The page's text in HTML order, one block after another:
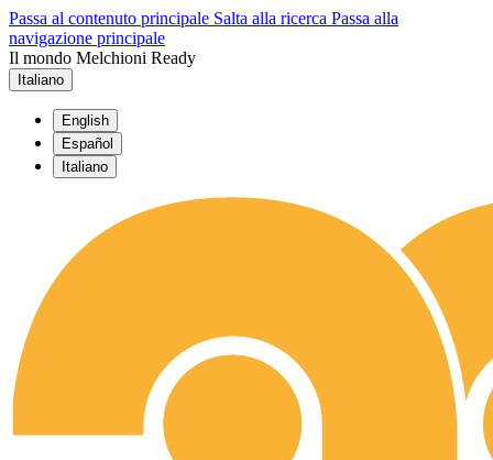
Passa al contenuto principale Salta alla ricerca Passa alla
navigazione principale
Il mondo Melchioni Ready
Italiano
English
Español
Italiano